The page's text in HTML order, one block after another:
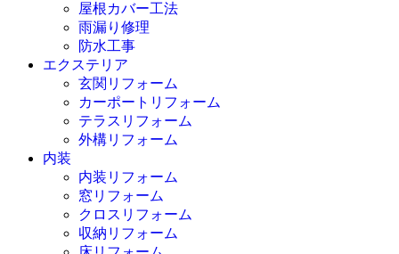
屋根カバー工法
雨漏り修理
防水工事
エクステリア
玄関リフォーム
カーポートリフォーム
テラスリフォーム
外構リフォーム
内装
内装リフォーム
窓リフォーム
クロスリフォーム
収納リフォーム